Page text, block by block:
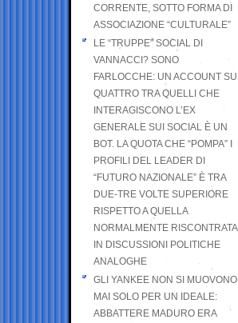
CORRENTE, SOTTO FORMA DI
ASSOCIAZIONE “CULTURALE”
LE “TRUPPE” SOCIAL DI
VANNACCI? SONO
FARLOCCHE: UN ACCOUNT SU
QUATTRO TRA QUELLI CHE
INTERAGISCONO L’EX
GENERALE SUI SOCIAL È UN
BOT. LA QUOTA CHE “POMPA” I
PROFILI DEL LEADER DI
“FUTURO NAZIONALE” È TRA
DUE-TRE VOLTE SUPERIORE
RISPETTO A QUELLA
NORMALMENTE RISCONTRATA
IN DISCUSSIONI POLITICHE
ANALOGHE
GLI YANKEE NON SI MUOVONO
MAI SOLO PER UN IDEALE:
ABBATTERE MADURO ERA